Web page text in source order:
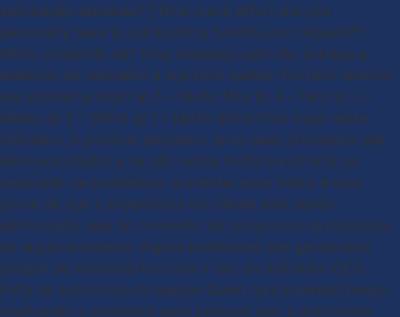
solicitação atendida? (“How much effort did you
personally have to put forth to handle your request?”).
Muito comprido né? Uma mudança sutil não estraga a
essência do indicador e soa bem melhor: Foi fácil resolver
seu problema hoje? a) 5 – Muito fácil b) 4 – Fácil c) 3 –
Médio d) 2 – Difícil e) 1 – Muito difícil Com base neste
indicador, é possível descobrir se os seus processos são
bem executados e se não existe muita burocracia na
resolução de problemas. Aumentar esse índice é uma
prova de que a experiência do cliente está sendo
aprimorada, seja no momento da compra ou na resolução
de algum problema. Alguns problemas que geralmente
podem ser descobertos com o uso do indicador CES:
Falta de autonomia da equipe Quem nunca perdeu tempo
explicando o problema para pessoas sem a autonomia